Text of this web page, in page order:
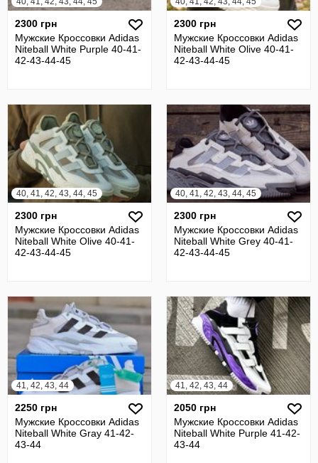
2300 грн
Мужские Кроссовки Adidas
Niteball White Purple 40-41-
42-43-44-45
2300 грн
Мужские Кроссовки Adidas
Niteball White Olive 40-41-
42-43-44-45
40, 41, 42, 43, 44, 45
2300 грн
Мужские Кроссовки Adidas
Niteball White Olive 40-41-
42-43-44-45
40, 41, 42, 43, 44, 45
2300 грн
Мужские Кроссовки Adidas
Niteball White Grey 40-41-
42-43-44-45
41, 42, 43, 44
2250 грн
Мужские Кроссовки Adidas
Niteball White Gray 41-42-
43-44
41, 42, 43, 44
2050 грн
Мужские Кроссовки Adidas
Niteball White Purple 41-42-
43-44